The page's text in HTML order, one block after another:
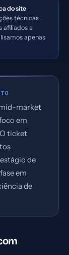
do site
técnicas
afiliados a
apenas
market
em
ticket
de
em
de